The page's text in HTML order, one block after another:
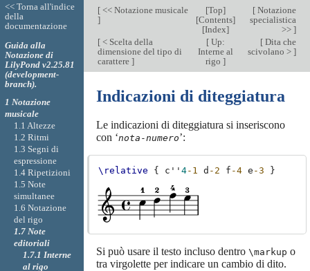
[<< Notazione musicale
]
[Top]
[Contents]
[Index]
[Notazione
specialistica
>> ]
[< Scelta della
dimensione del tipo di
carattere ]
[Up:
Interne al
rigo ]
[Dita che
scivolano > ]
Indicazioni di diteggiatura
Le indicazioni di diteggiatura si inseriscono
con ‘nota -numero’:
\relative { c'' 4-1 d -2 f -4 e -3 }
Si può usare il testo incluso dentro \markup o
tra virgolette per indicare un cambio di dito.
<< Torna all'indice
della
documentazione
Guida alla
Notazione di
LilyPond v2.25.81
(development-
branch).
1 Notazione
musicale
1.1 Altezze
1.2 Ritmi
1.3 Segni di
espressione
1.4 Ripetizioni
1.5 Note
simultanee
1.6 Notazione
del rigo
1.7 Note
editoriali
1.7.1 Interne
al rigo